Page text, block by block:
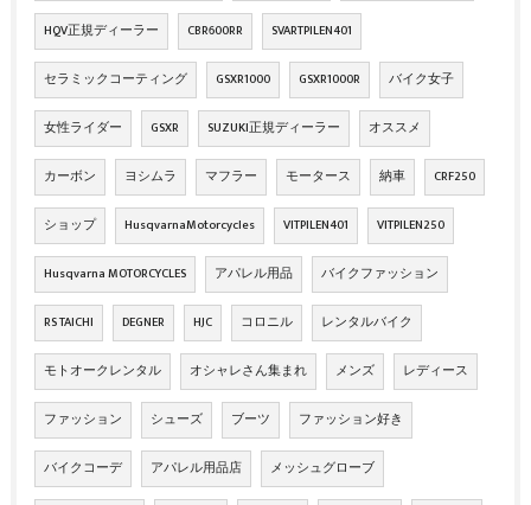
HQV正規ディーラー CBR600RR SVARTPILEN401
セラミックコーティング GSXR1000 GSXR1000R バイク女子
女性ライダー GSXR SUZUKI正規ディーラー オススメ
カーボン ヨシムラ マフラー モータース 納車 CRF250
ショップ HusqvarnaMotorcycles VITPILEN401 VITPILEN250
Husqvarna MOTORCYCLES アパレル用品 バイクファッション
RS TAICHI DEGNER HJC コロニル レンタルバイク
モトオークレンタル オシャレさん集まれ メンズ レディース
ファッション シューズ ブーツ ファッション好き
バイクコーデ アパレル用品店 メッシュグローブ